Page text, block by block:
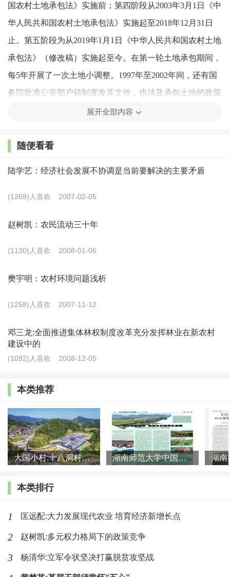
国农村土地承包法》实施前；第四阶段从2003年3月1日《中
华人民共和国农村土地承包法》实施起至2018年12月31日
止。第五阶段为从2019年1月1日《中华人民共和国农村土地
承包法》（修改稿）实施起至今。在第一轮土地承包期间，
每5年开展了一次土地小调整。1997年至2002年间，还有国
务院批准公安部户籍制度改革文件，也涉及承包土地的政策
农业承包合同管理条例》实施前。这段时间，出现的土地承
包纠纷，应该选择纠纷发生时仍然有效的各地土地承包经营
所签订的《农业土地承包合同书》及《中华人民共和国合同
法》等作为仲裁裁决纠纷的依据。
需要注意的是，在此期间，每5年开始了一次土地调
期内有效的土地承包政策。1983年四川省还出台了《四川省
作社章程（试行草案）》，这两个地方性法规也是裁决农村
土地承包纠纷的重要法律政策依据。
第二阶段
1994年10月1日《四川省农业承包合同管理条例》实施
起至1999年6月30日，即第一轮土地承包到期止。因1994年7
月26日由四川省人大常委会颁布了《四川省农业承包合同管
理条例》，有效期到2002年11月30日止，为此，在此期间发
生的农村土地承包纠纷，应该选择《四川省农业承包合同管
据。
第三阶段
展开全部内容
随便看看
陆学艺：经济社会发展不协调是当前要解决的主要矛盾
(1269)人喜欢 2007-02-05
赵树凯：农民流动三十年
(1130)人喜欢 2008-01-06
樊宇明：农村环境问题浅析
(1258)人喜欢 2007-11-12
邓三龙:全面推进集体林权制度改革充分发挥林业在新农村
建设中的
(1092)人喜欢 2008-12-05
本类推荐
大国小村:十八洞村的现代变迁是一道美丽的风景线 湖南师范大学中国乡村振兴研究院课题组:突出地域特色 推进乡村
本类排行
1 匡远配:大力发展现代农业 培育经济新增长点
2 赵树凯:多元权力格局下的政策竞争
3 杨清华:立军令状坚决打赢脱贫攻坚战